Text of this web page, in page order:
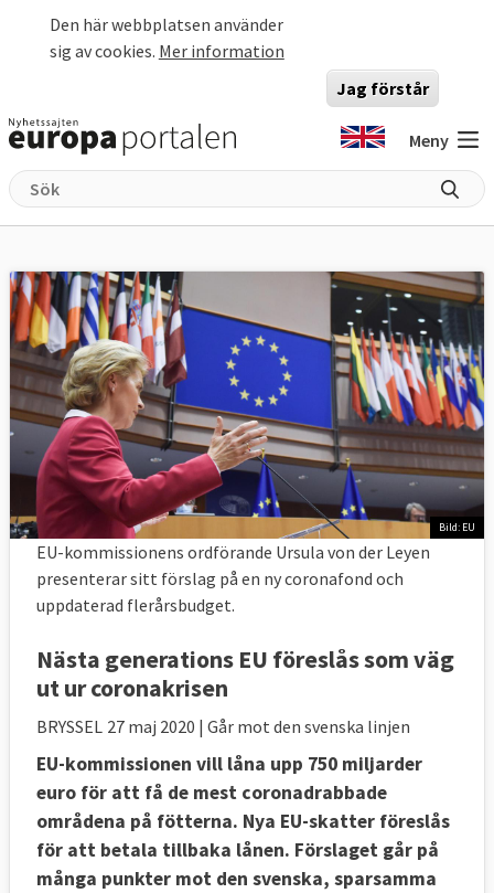
Den här webbplatsen använder
sig av cookies. Mer information
Jag förstår
Meny
Bild: EU
EU-kommissionens ordförande Ursula von der Leyen
presenterar sitt förslag på en ny coronafond och
uppdaterad flerårsbudget.
Nästa generations EU föreslås som väg
ut ur coronakrisen
BRYSSEL 27 maj 2020 | Går mot den svenska linjen
EU-kommissionen vill låna upp 750 miljarder
euro för att få de mest coronadrabbade
områdena på fötterna. Nya EU-skatter föreslås
för att betala tillbaka lånen. Förslaget går på
många punkter mot den svenska, sparsamma